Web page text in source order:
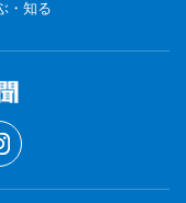
・知る